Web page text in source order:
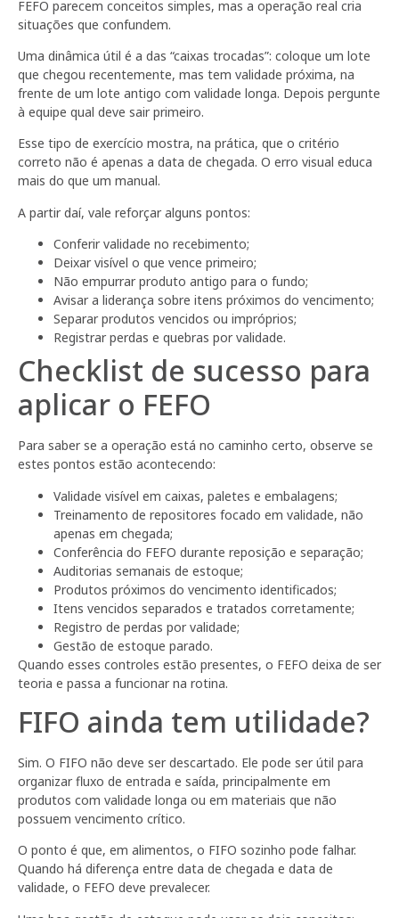
FEFO parecem conceitos simples, mas a operação real cria
situações que confundem.
Uma dinâmica útil é a das “caixas trocadas”: coloque um lote
que chegou recentemente, mas tem validade próxima, na
frente de um lote antigo com validade longa. Depois pergunte
à equipe qual deve sair primeiro.
Esse tipo de exercício mostra, na prática, que o critério
correto não é apenas a data de chegada. O erro visual educa
mais do que um manual.
A partir daí, vale reforçar alguns pontos:
Conferir validade no recebimento;
Deixar visível o que vence primeiro;
Não empurrar produto antigo para o fundo;
Avisar a liderança sobre itens próximos do vencimento;
Separar produtos vencidos ou impróprios;
Registrar perdas e quebras por validade.
Checklist de sucesso para
aplicar o FEFO
Para saber se a operação está no caminho certo, observe se
estes pontos estão acontecendo:
Validade visível em caixas, paletes e embalagens;
Treinamento de repositores focado em validade, não
apenas em chegada;
Conferência do FEFO durante reposição e separação;
Auditorias semanais de estoque;
Produtos próximos do vencimento identificados;
Itens vencidos separados e tratados corretamente;
Registro de perdas por validade;
Gestão de estoque parado.
Quando esses controles estão presentes, o FEFO deixa de ser
teoria e passa a funcionar na rotina.
FIFO ainda tem utilidade?
Sim. O FIFO não deve ser descartado. Ele pode ser útil para
organizar fluxo de entrada e saída, principalmente em
produtos com validade longa ou em materiais que não
possuem vencimento crítico.
O ponto é que, em alimentos, o FIFO sozinho pode falhar.
Quando há diferença entre data de chegada e data de
validade, o FEFO deve prevalecer.